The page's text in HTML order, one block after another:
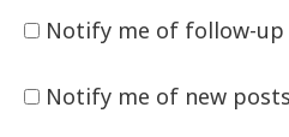
Notify me of follow-up
Notify me of new